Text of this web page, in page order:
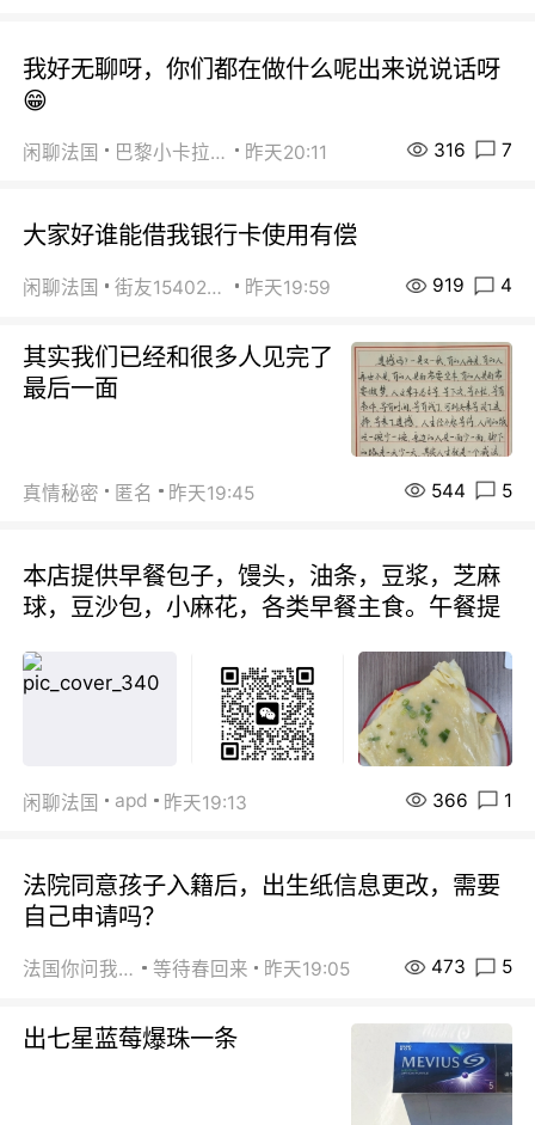
我好无聊呀，你们都在做什么呢出来说说话呀
😁
闲聊法国 巴黎小卡拉咪 昨天20:11 316 7
大家好谁能借我银行卡使用有偿
闲聊法国 街友15402223 昨天19:59 919 4
其实我们已经和很多人见完了
最后一面
真情秘密 匿名 昨天19:45 544 5
本店提供早餐包子，馒头，油条，豆浆，芝麻
球，豆沙包，小麻花，各类早餐主食。午餐提
闲聊法国 apd 昨天19:13 366 1
法院同意孩子入籍后，出生纸信息更改，需要
自己申请吗？
法国你问我答 等待春回来 昨天19:05 473 5
出七星蓝莓爆珠一条